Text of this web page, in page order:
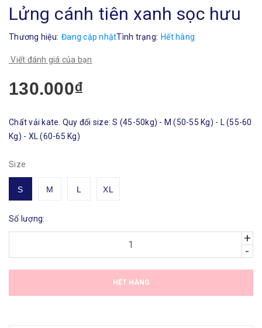
Lửng cánh tiên xanh sọc hưu
Thương hiệu: Đang cập nhậtTình trạng: Hết hàng
Viết đánh giá của bạn
130.000₫
Chất vải kate. Quy đổi size: S (45-50kg) - M (50-55 Kg) - L (55-60
Kg) - XL (60-65 Kg)
Size
S M L XL
Số lượng:
+
-
HẾT HÀNG